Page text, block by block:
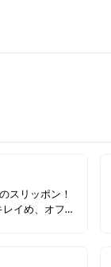
スリッポン！
イめ、オフィ